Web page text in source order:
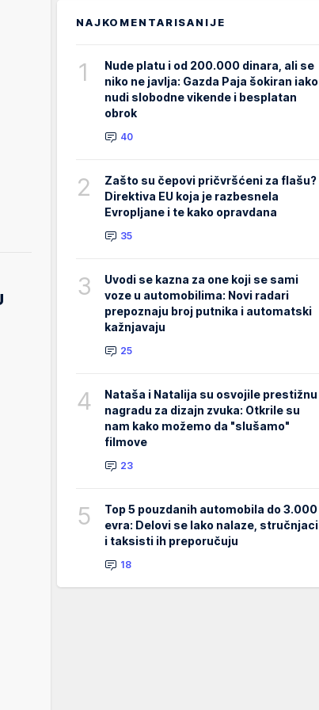
NAJKOMENTARISANIJE
1
Nude platu i od 200.000 dinara, ali se
niko ne javlja: Gazda Paja šokiran iako
nudi slobodne vikende i besplatan
obrok
40
2
Zašto su čepovi pričvršćeni za flašu?
Direktiva EU koja je razbesnela
Evropljane i te kako opravdana
35
3
Uvodi se kazna za one koji se sami
voze u automobilima: Novi radari
prepoznaju broj putnika i automatski
kažnjavaju
25
4
Nataša i Natalija su osvojile prestižnu
nagradu za dizajn zvuka: Otkrile su
nam kako možemo da "slušamo"
filmove
23
5
Top 5 pouzdanih automobila do 3.000
evra: Delovi se lako nalaze, stručnjaci
i taksisti ih preporučuju
18